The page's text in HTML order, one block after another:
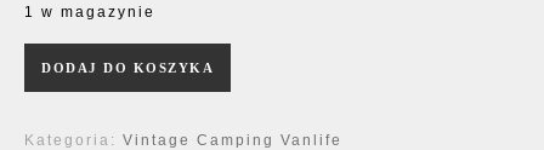
1 w magazynie
DODAJ DO KOSZYKA
Kategoria: Vintage Camping Vanlife